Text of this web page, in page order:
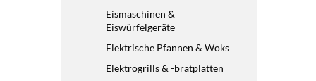
Eismaschinen &
Eiswürfelgeräte
Elektrische Pfannen & Woks
Elektrogrills & -bratplatten